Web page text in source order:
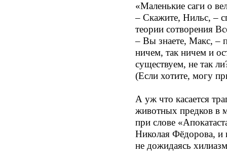
«Маленькие саги о
– Скажите, Нильс, –
теории сотворения
– Вы знаете, Макс, –
ничем, так ничем и
существуем, не так
(Если хотите, могу
А уж что касается
животных предков в
при слове
Николая Фёдорова, и
не дожидаясь